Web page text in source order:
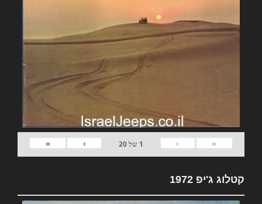
«
‹
1 של20
›
»
קטלוג ג'יפ 1972